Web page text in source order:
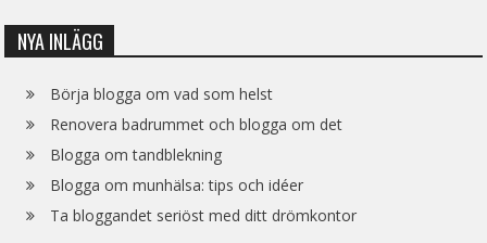
NYA INLÄGG
Börja blogga om vad som helst
Renovera badrummet och blogga om det
Blogga om tandblekning
Blogga om munhälsa: tips och idéer
Ta bloggandet seriöst med ditt drömkontor